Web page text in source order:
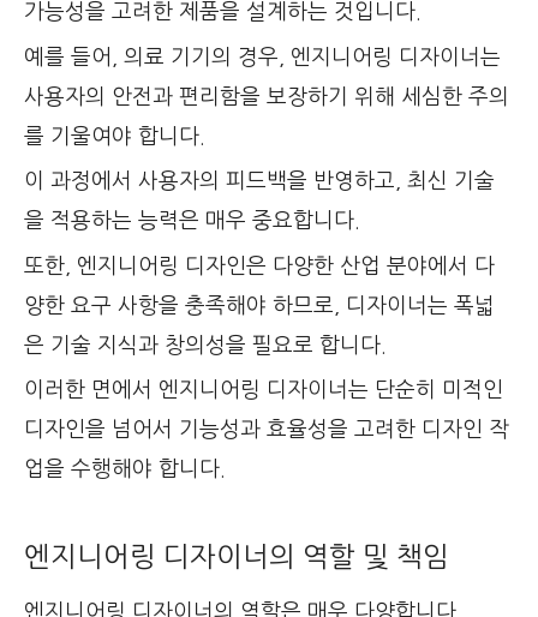
가능성을 고려한 제품을 설계하는 것입니다.
예를 들어, 의료 기기의 경우, 엔지니어링 디자이너는
사용자의 안전과 편리함을 보장하기 위해 세심한 주의
를 기울여야 합니다.
이 과정에서 사용자의 피드백을 반영하고, 최신 기술
을 적용하는 능력은 매우 중요합니다.
또한, 엔지니어링 디자인은 다양한 산업 분야에서 다
양한 요구 사항을 충족해야 하므로, 디자이너는 폭넓
은 기술 지식과 창의성을 필요로 합니다.
이러한 면에서 엔지니어링 디자이너는 단순히 미적인
디자인을 넘어서 기능성과 효율성을 고려한 디자인 작
업을 수행해야 합니다.
엔지니어링 디자이너의 역할 및 책임
엔지니어링 디자이너의 역할은 매우 다양합니다.